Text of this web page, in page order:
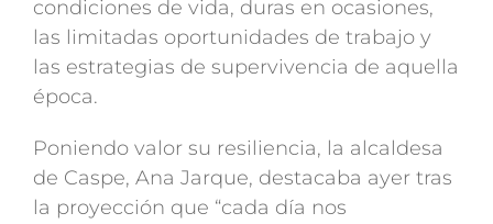
condiciones de vida, duras en ocasiones,
las limitadas oportunidades de trabajo y
las estrategias de supervivencia de aquella
época.
Poniendo valor su resiliencia, la alcaldesa
de Caspe, Ana Jarque, destacaba ayer tras
la proyección que “cada día nos